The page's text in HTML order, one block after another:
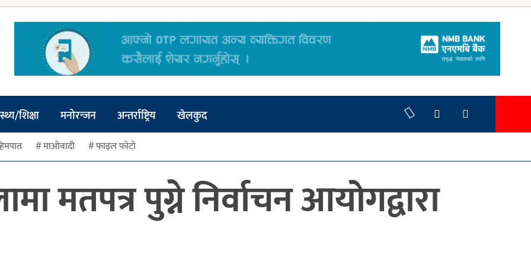
शिक्षा मनोरन्जन अन्तर्राष्ट्रिय
खेलकुद
माओवादी फाइल फोटो
पुग्ने निर्वाचन आयोगद्वारा